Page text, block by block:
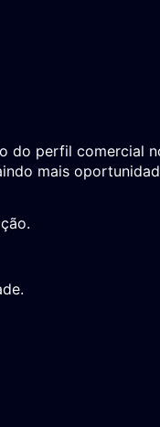
do perfil comercial
mais